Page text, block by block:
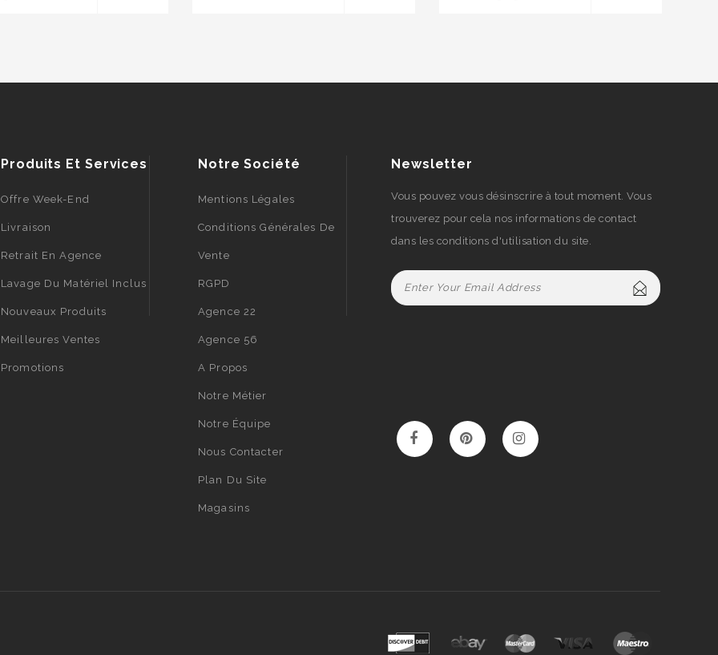
Produits Et Services
Offre Week-End
Livraison
Retrait En Agence
Lavage Du Matériel Inclus
Nouveaux Produits
Meilleures Ventes
Promotions
Notre Société
Mentions Légales
Conditions Générales De
Vente
RGPD
Agence 22
Agence 56
A Propos
Notre Métier
Notre Équipe
Nous Contacter
Plan Du Site
Magasins
Newsletter
Vous pouvez vous désinscrire à tout moment. Vous
trouverez pour cela nos informations de contact
dans les conditions d'utilisation du site.